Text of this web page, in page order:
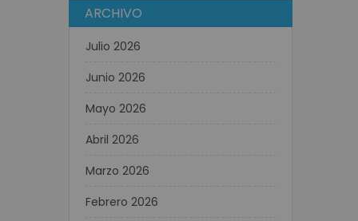
ARCHIVO
Julio 2026
Junio 2026
Mayo 2026
Abril 2026
Marzo 2026
Febrero 2026